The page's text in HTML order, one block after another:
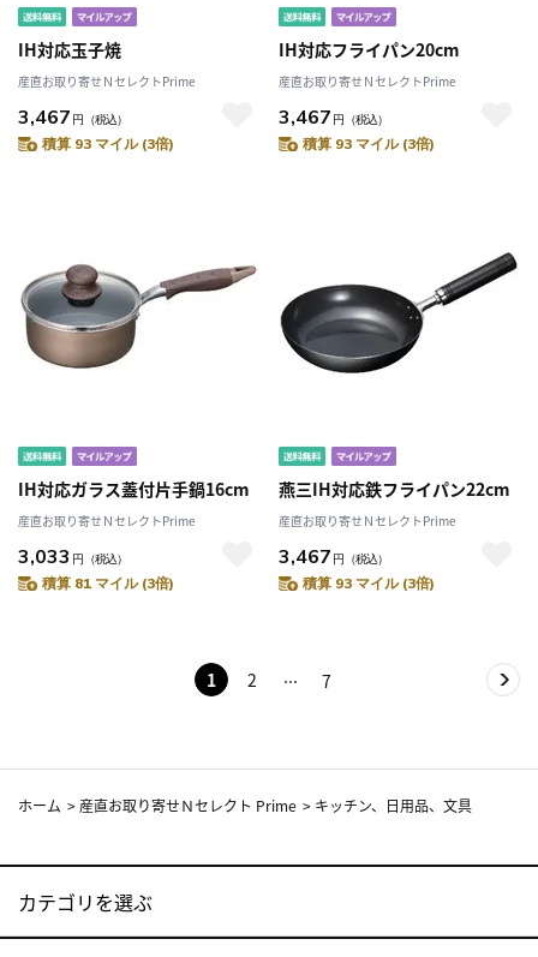
IH対応玉子焼
産直お取り寄せＮセレクトPrime
3,467 円 （税込）
積算 93 マイル (3倍)
IH対応フライパン20cm
産直お取り寄せＮセレクトPrime
3,467 円 （税込）
積算 93 マイル (3倍)
IH対応ガラス蓋付片手鍋16cm
産直お取り寄せＮセレクトPrime
3,033 円 （税込）
積算 81 マイル (3倍)
燕三IH対応鉄フライパン22cm
産直お取り寄せＮセレクトPrime
3,467 円 （税込）
積算 93 マイル (3倍)
1 2 7
ホーム > 産直お取り寄せＮセレクト Prime > キッチン、日用品、文具
カテゴリを選ぶ